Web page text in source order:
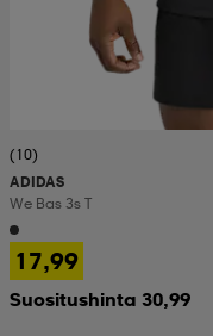
(10)
ADIDAS
We Bas 3s T
17,99
Suositushinta 30,99